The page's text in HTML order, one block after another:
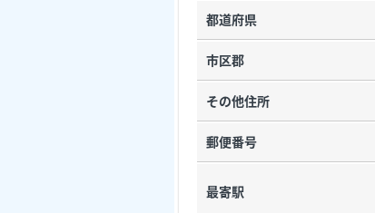
都道府県
市区郡
その他住所
郵便番号
最寄駅